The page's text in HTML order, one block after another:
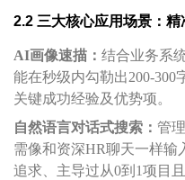
2.2 三大核心应用场景：
AI画像速描： 结合业务系
能在秒级内勾勒出200-300
关键成功经验及优势项。
自然语言对话式搜索： 管
需像和资深HR聊天一样
追求、主导过从0到1项目